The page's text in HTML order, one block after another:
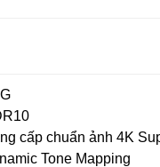
cấp chuẩn ảnh 4K
Tone Mapping